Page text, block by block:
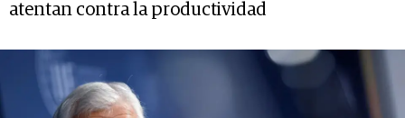
atentan contra la productividad